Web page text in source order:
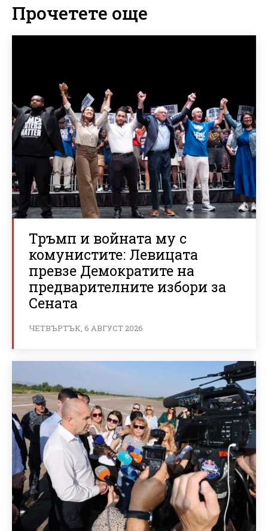
Прочетете още
Тръмп и войната му с
комунистите: Левицата
превзе Демократите на
предварителните избори за
Сената
ЧЕТВЪРТЪК, 6 АВГУСТ 2026